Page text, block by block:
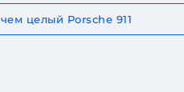
целый Porsche 911